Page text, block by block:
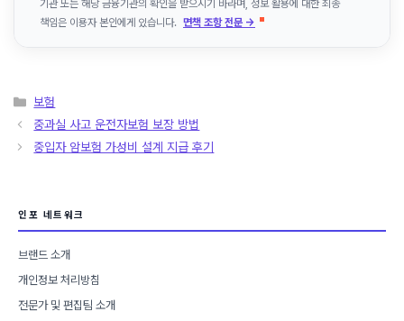
기관 또는 해당 금융기관의 확인을 받으시기 바라며, 정보 활용에 대한 최종
책임은 이용자 본인에게 있습니다. 면책 조항 전문 →
카
테
리
보험
중과실 사고 운전자보험 보장 방법
중입자 암보험 가성비 설계 지급 후기
인포 네트워크
브랜드 소개
개인정보 처리방침
전문가 및 편집팀 소개